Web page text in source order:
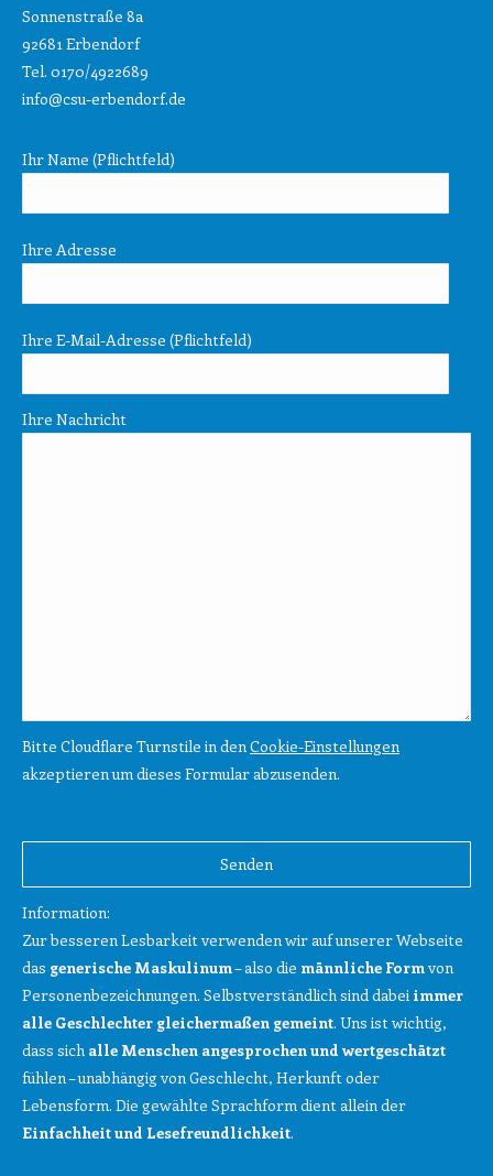
Sonnenstraße 8a
92681 Erbendorf
Tel. 0170/4922689
info@csu-erbendorf.de
Ihr Name (Pflichtfeld)
Ihre Adresse
Ihre E-Mail-Adresse (Pflichtfeld)
Ihre Nachricht
Bitte Cloudflare Turnstile in den Cookie-Einstellungen
akzeptieren um dieses Formular abzusenden.
lasse
leer.
Bitte
Feld
leer.
Information:
Zur besseren Lesbarkeit verwenden wir auf unserer Webseite
das generische Maskulinum– also die männliche Formvon
Personenbezeichnungen. Selbstverständlich sind dabei immer
alle Geschlechter gleichermaßen gemeint. Uns ist wichtig,
dass sich alle Menschen angesprochen und wertgeschätzt
fühlen – unabhängig von Geschlecht, Herkunft oder
Lebensform. Die gewählte Sprachform dient allein der
Einfachheit und Lesefreundlichkeit.